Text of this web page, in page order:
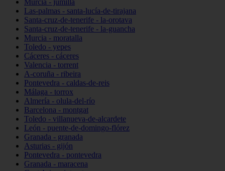
Murcia - jumilla
Las-palmas - santa-lucía-de-tirajana
Santa-cruz-de-tenerife - la-orotava
Santa-cruz-de-tenerife - la-guancha
Murcia - moratalla
Toledo - yepes
Cáceres - cáceres
Valencia - torrent
A-coruña - ribeira
Pontevedra - caldas-de-reis
Málaga - torrox
Almería - olula-del-río
Barcelona - montgat
Toledo - villanueva-de-alcardete
León - puente-de-domingo-flórez
Granada - granada
Asturias - gijón
Pontevedra - pontevedra
Granada - maracena